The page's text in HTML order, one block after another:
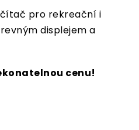
pro rekreační i
displejem a
cenu!